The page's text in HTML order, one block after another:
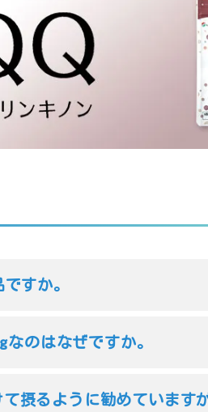
すか。
なのはなぜですか。
摂るように勧めています